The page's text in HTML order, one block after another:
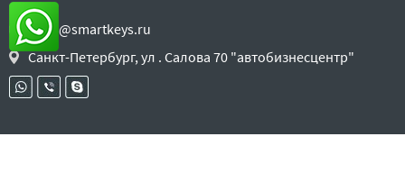
sales@smartkeys.ru
Санкт-Петербург, ул . Салова 70 "автобизнесцентр"